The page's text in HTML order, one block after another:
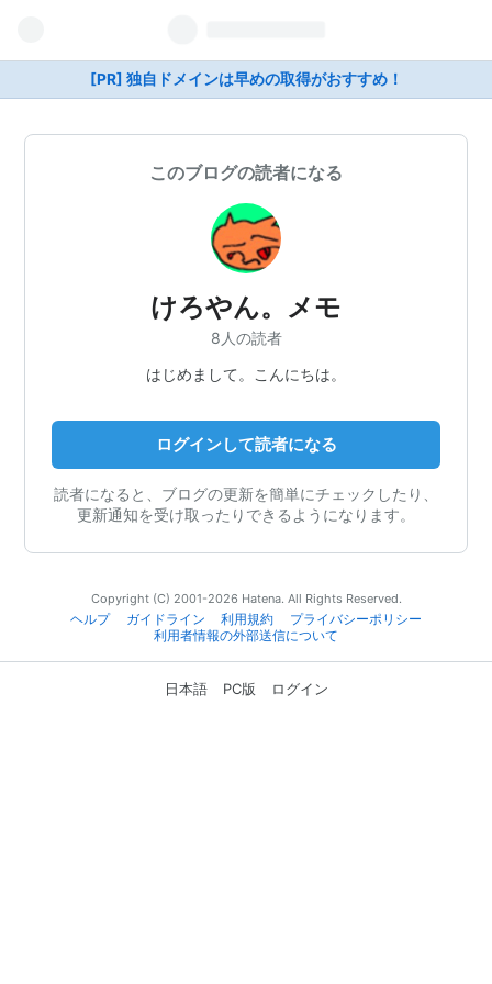
[PR] 独自ドメインは早めの取得がおすすめ！
このブログの読者になる
けろやん。メモ
8人の読者
はじめまして。こんにちは。
ログインして読者になる
読者になると、ブログの更新を簡単にチェックしたり、
更新通知を受け取ったりできるようになります。
Copyright (C) 2001-2026 Hatena. All Rights Reserved.
ヘルプ
ガイドライン 利用規約
プライバシーポリシー
利用者情報の外部送信について
日本語 PC版 ログイン